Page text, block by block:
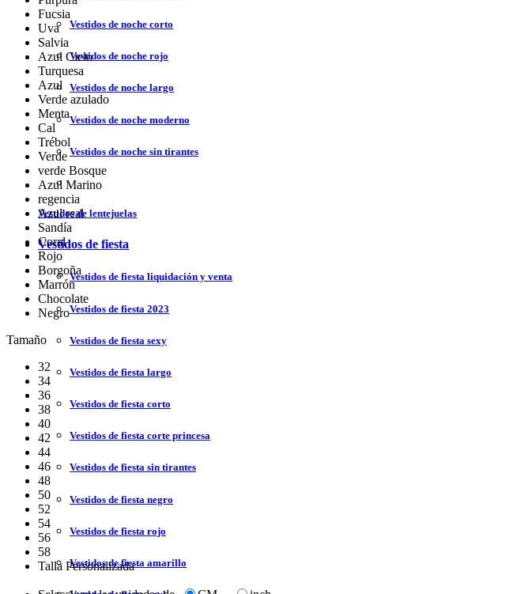
Vestidos de noche corto
Vestidos de noche rojo
Vestidos de noche largo
Vestidos de noche moderno
Vestidos de noche sin tirantes
Vestidos de lentejuelas
Vestidos de fiesta
Vestidos de fiesta liquidación y venta
Vestidos de fiesta 2023
Vestidos de fiesta sexy
Vestidos de fiesta largo
Vestidos de fiesta corto
Vestidos de fiesta corte princesa
Vestidos de fiesta sin tirantes
Vestidos de fiesta negro
Vestidos de fiesta rojo
Vestidos de fiesta amarillo
Fucsia
Uva
Salvia
Azul Cielo
Turquesa
Azul
Verde azulado
Menta
Cal
Trébol
Verde
verde Bosque
Azul Marino
regencia
Azul real
Sandía
Coral
Rojo
Borgoña
Marrón
Chocolate
Negro
Tamaño
32
34
36
38
40
42
44
46
48
50
52
54
56
58
Talla Personalizada